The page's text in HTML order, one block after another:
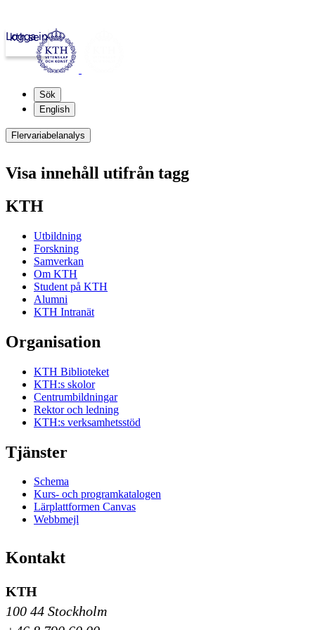
kth.se
Logga in
Sök
English
Flervariabelanalys
Visa innehåll utifrån tagg
KTH
Utbildning
Forskning
Samverkan
Om KTH
Student på KTH
Alumni
KTH Intranät
Organisation
KTH Biblioteket
KTH:s skolor
Centrumbildningar
Rektor och ledning
KTH:s verksamhetsstöd
Tjänster
Schema
Kurs- och programkatalogen
Lärplattformen Canvas
Webbmejl
Kontakt
KTH
100 44 Stockholm